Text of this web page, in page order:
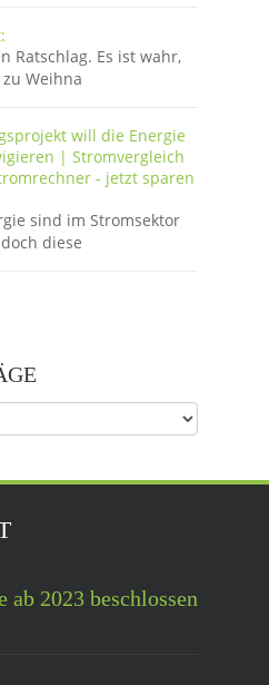
Ratschlag. Es ist wahr,
Weihna
will die Energie
| Stromvergleich
- jetzt sparen
sind im Stromsektor
diese
ab 2023 beschlossen